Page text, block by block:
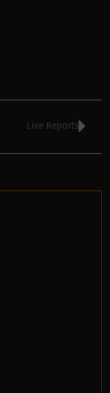
Live Reports